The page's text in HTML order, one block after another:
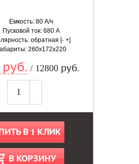
Емкость: 80 А/ч
Пусковой ток: 680 А
обратная [- +]
260x172x220
руб. / 12800 руб.
В 1 КЛИК
В КОРЗИНУ